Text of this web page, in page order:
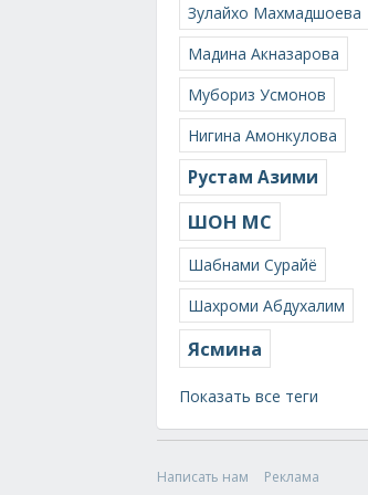
Зулайхо Махмадшоева
Мадина Акназарова
Мубориз Усмонов
Нигина Амонкулова
Рустам Азими
ШОН МС
Шабнами Сурайё
Шахроми Абдухалим
Ясмина
Показать все теги
Написать нам
Реклама